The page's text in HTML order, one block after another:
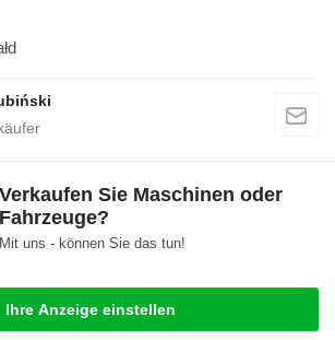
Verkaufen Sie Maschinen oder
Fahrzeuge?
Mit uns - können Sie das tun!
Ihre Anzeige einstellen